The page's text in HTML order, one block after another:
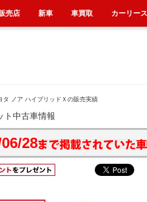
タ ノア ハイブリッドＸの販売実績
ト中古車情報
28
売店 新車 車買取 カーリース